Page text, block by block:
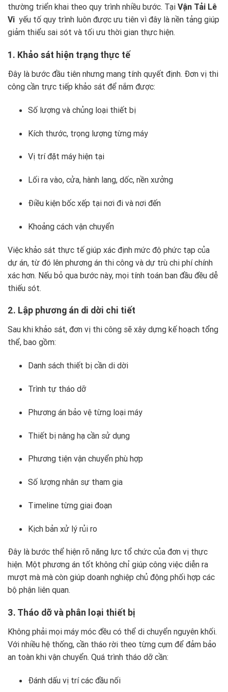
thường triển khai theo quy trình nhiều bước. Tại Vận Tải Lê
Vi yếu tố quy trình luôn được ưu tiên vì đây là nền tảng giúp
giảm thiểu sai sót và tối ưu thời gian thực hiện.
1. Khảo sát hiện trạng thực tế
Đây là bước đầu tiên nhưng mang tính quyết định. Đơn vị thi
công cần trực tiếp khảo sát để nắm được:
Số lượng và chủng loại thiết bị
Kích thước, trọng lượng từng máy
Vị trí đặt máy hiện tại
Lối ra vào, cửa, hành lang, dốc, nền xưởng
Điều kiện bốc xếp tại nơi đi và nơi đến
Khoảng cách vận chuyển
Việc khảo sát thực tế giúp xác định mức độ phức tạp của
dự án, từ đó lên phương án thi công và dự trù chi phí chính
xác hơn. Nếu bỏ qua bước này, mọi tính toán ban đầu đều dễ
thiếu sót.
2. Lập phương án di dời chi tiết
Sau khi khảo sát, đơn vị thi công sẽ xây dựng kế hoạch tổng
thể, bao gồm:
Danh sách thiết bị cần di dời
Trình tự tháo dỡ
Phương án bảo vệ từng loại máy
Thiết bị nâng hạ cần sử dụng
Phương tiện vận chuyển phù hợp
Số lượng nhân sự tham gia
Timeline từng giai đoạn
Kịch bản xử lý rủi ro
Đây là bước thể hiện rõ năng lực tổ chức của đơn vị thực
hiện. Một phương án tốt không chỉ giúp công việc diễn ra
mượt mà mà còn giúp doanh nghiệp chủ động phối hợp các
bộ phận liên quan.
3. Tháo dỡ và phân loại thiết bị
Không phải mọi máy móc đều có thể di chuyển nguyên khối.
Với nhiều hệ thống, cần tháo rời theo từng cụm để đảm bảo
an toàn khi vận chuyển. Quá trình tháo dỡ cần:
Đánh dấu vị trí các đầu nối